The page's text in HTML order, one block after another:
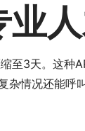
业
3天。这种
情况还能呼